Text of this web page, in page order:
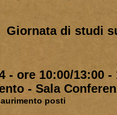
Giornata di studi
- ore 10:00/13:00 -
- Sala
posti